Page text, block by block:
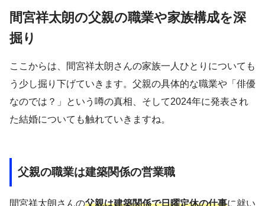
間宮祥太朗の父親の職業や家族構成を深
掘り
ここからは、間宮祥太朗さんの家族一人ひとりについても
う少し掘り下げていきます。父親の具体的な職業や「俳優
なのでは？」という噂の真相、そして2024年に発表され
た結婚についても触れていきますね。
父親の職業は建築関係の営業職
間宮祥太朗さんの父親は建築関係で日曜定休の仕事に就い